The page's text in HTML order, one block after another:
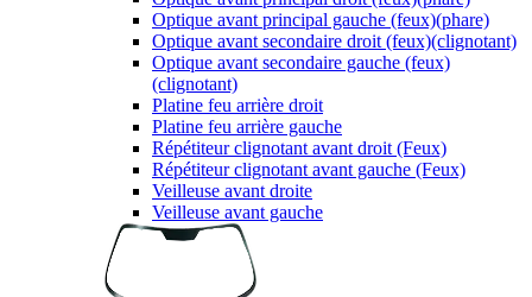
Optique avant principal gauche (feux)(phare)
Optique avant secondaire droit (feux)(clignotant)
Optique avant secondaire gauche (feux)
(clignotant)
Platine feu arrière droit
Platine feu arrière gauche
Répétiteur clignotant avant droit (Feux)
Répétiteur clignotant avant gauche (Feux)
Veilleuse avant droite
Veilleuse avant gauche